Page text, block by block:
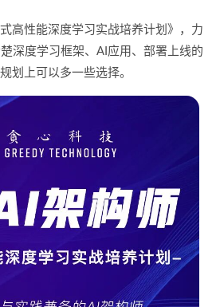
高性能深度学习实战培养计划》，力
深度学习框架、AI应用、部署上线的
划上可以多一些选择。